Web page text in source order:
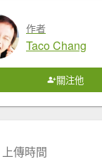
作者
Taco Chang
關注他
上傳時間